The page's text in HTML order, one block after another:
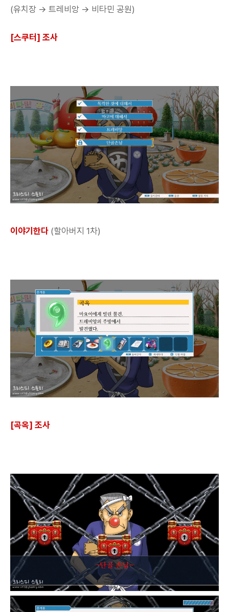
(유치장 → 트레비앙 → 비타민 공원)
[스쿠터] 조사
이야기한다 (할아버지 1차)
[곡옥] 조사